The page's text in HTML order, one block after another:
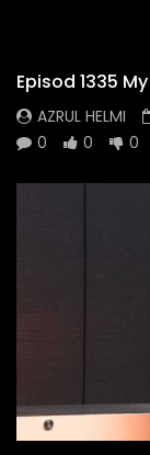
Episod 1335
AZRUL HELMI
0
0 0